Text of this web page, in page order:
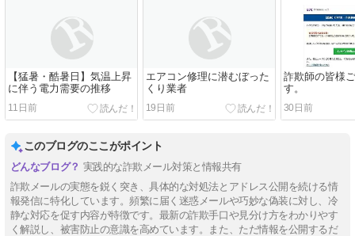
【猛暑・酷暑日】気温上昇
に伴う電力需要の推移
11日前
エアコン修理に潜むぼった
くり業者
19日前
詐欺師の皆様
す。
30日前
このブログのここがポイント
実践的な詐欺メール対策と情報共有
詐欺メールの実態を鋭く突き、具体的な対処法とアドレス公開を続ける情
報発信に特化しています。頻繁に届く迷惑メールや巧妙な偽装に対し、冷
静な対応を促す内容が特徴です。最新の詐欺手口や見分け方をわかりやす
く解説し、被害防止の意識を高めています。また、ただ情報を公開するだ